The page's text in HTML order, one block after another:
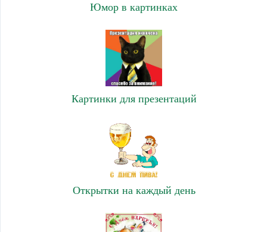
Юмор в картинках
Картинки для презентаций
Открытки на каждый день